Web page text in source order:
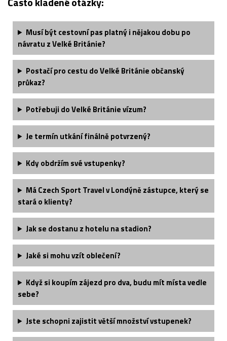
Musí být cestovní pas platný i nějakou dobu po
návratu z Velké Británie?
Postačí pro cestu do Velké Británie občanský
průkaz?
Potřebuji do Velké Británie vízum?
Je termín utkání finálně potvrzený?
Kdy obdržím své vstupenky?
Má Czech Sport Travel v Londýně zástupce, který se
stará o klienty?
Jak se dostanu z hotelu na stadion?
Jaké si mohu vzít oblečení?
Když si koupím zájezd pro dva, budu mít místa vedle
sebe?
Jste schopni zajistit větší množství vstupenek?